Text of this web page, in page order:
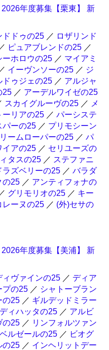
年度募集【栗東】 新
ドドゥの25 ／ ロザリンド
ピュアブレンドの25 ／
ーホロウの25 ／ マイアミ
イーヴンソーの25 ／ ジ
ドゥジェの25 ／ アルジャ
25 ／ アーデルワイゼの25
スカイグルーヴの25 ／ メ
ーリアの25 ／ パーシステ
パーの25 ／ プリモシーン
リームローパーの25 ／ パ
イアの25 ／ セリユーズの
タスの25 ／ ステファニ
ラズベリーの25 ／ バラダ
の25 ／ アンティフォナの
グリモリオの25 ／ キー
レーヌの25 ／ (外)セサの
年度募集【美浦】 新
ィヴァインの25 ／ ディア
プの25 ／ シャトーブラン
の25 ／ ギルデッドミラー
ィハッタの25 ／ アルビ
の25 ／ リンフォルツァン
ベルゼールの25 ／ ビオグ
の25 ／ インヘリットデー